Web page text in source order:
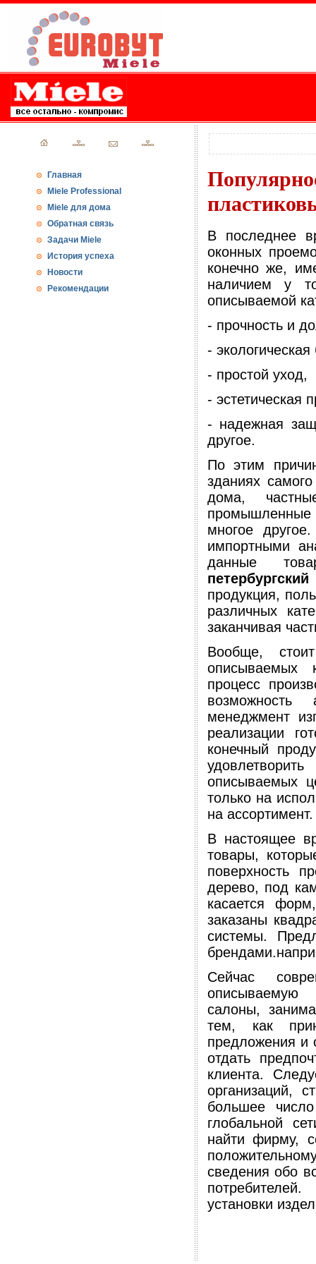
Главная
Miele Professional
Miele для дома
Обратная связь
Задачи Miele
История успеха
Новости
Рекомендации
В последнее
оконных
конечно же,
наличием у
описываемой
- прочность и
-
- простой уход,
- эстетическая
- надежная
другое.
По этим
зданиях
дома,
промышленные
многое
импортными
данные
продукция,
различных
заканчивая
Вообще,
описываемых
процесс
возможность
менеджмент
реализации
конечный
описываемых
только на
на ассортимент.
В настоящее
товары,
поверхность
дерево, под
касается
заказаны
системы.
Сейчас
описываемую
салоны,
тем, как
предложения и
отдать
клиента.
организаций,
большее
глобальной
найти фирму,
сведения обо
установки